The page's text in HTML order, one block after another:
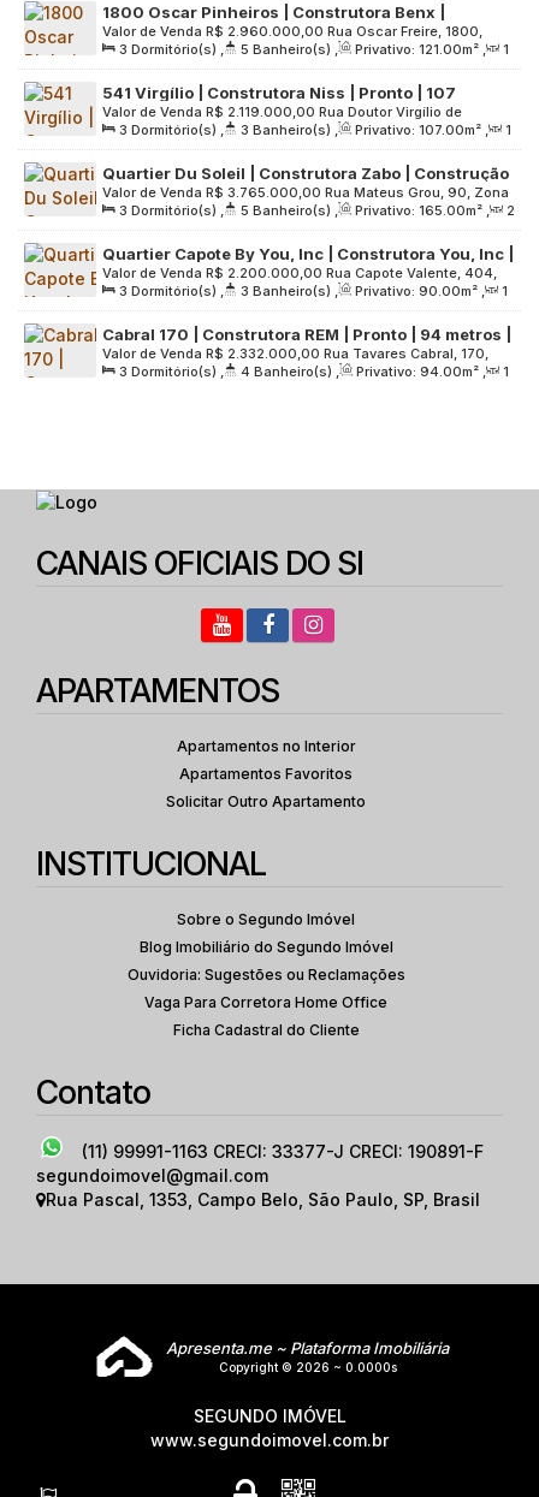
Terreno: 1200.00m²
1800 Oscar Pinheiros | Construtora Benx |
Construção | 121 metros | 03 suítes | varanda
gourmet | 02 vagas
R$ 2.960.000,00
Valor de Venda
Rua Oscar Freire, 1800,
Zona Oeste, 05409-011, Pinheiros, São Paulo, São Paulo,
Brasil
3 Dormitório(s) , 5 Banheiro(s) , Privativo: 121.00m² ,
1
Sala(s) , 3 Suíte(s) , 2 Vaga(s) , Útil: 121.00m² ,
Terreno: 1697 .00m²
541 Virgílio | Construtora Niss | Pronto | 107
metros | 03 suítes | lavabo | varanda | 02 vagas
R$ 2.119.000,00
Valor de Venda
Rua Doutor Virgílio de
Carvalho Pinto, 541, Zona Oeste, 05415-030, Pinheiros, São
Paulo, São Paulo, Brasil
3 Dormitório(s) , 3 Banheiro(s) , Privativo: 107.00m² ,
1
Sala(s) , 2 Suíte(s) , 2 Vaga(s) , Útil: 107.00m² ,
Terreno: 1794.00m²
Quartier Du Soleil | Construtora Zabo | Construção
| 165 metros | 03 suítes | varanda gourmet | 03
vagas
R$ 3.765.000,00
Valor de Venda
Rua Mateus Grou, 90, Zona
Oeste, 05415-040, Pinheiros, São Paulo, São Paulo, Brasil
3 Dormitório(s) , 5 Banheiro(s) , Privativo: 165.00m² ,
2
Sala(s) , 3 Suíte(s) , 3 Vaga(s) , Útil: 165.00m² ,
Terreno: 1593.00m²
Quartier Capote By You, Inc | Construtora You, Inc |
Construção | 90 metros | 03 dormitórios | suíte |
lavabo | varanda | 02 vagas
R$ 2.200.000,00
Valor de Venda
Rua Capote Valente, 404,
Zona Oeste, 05409-001, Pinheiros, São Paulo, São Paulo,
Brasil
3 Dormitório(s) , 3 Banheiro(s) , Privativo: 90.00m² ,
1
Sala(s) , 1 Suíte(s) , 2 Vaga(s) , Útil: 90.00m² ,
Terreno: 2493 .00m²
Cabral 170 | Construtora REM | Pronto | 94 metros |
03 suítes | varanda gourmet | depósito | 02 vagas
R$ 2.332.000,00
Valor de Venda
Rua Tavares Cabral, 170,
Zona Oeste, 05423-030, Pinheiros, São Paulo, São Paulo,
3 Dormitório(s) , 4 Banheiro(s) , Privativo: 94.00m² ,
1
CANAIS OFICIAIS DO SI
APARTAMENTOS
Apartamentos no Interior
Apartamentos Favoritos
Solicitar Outro Apartamento
INSTITUCIONAL
Sobre o Segundo Imóvel
Blog Imobiliário do Segundo Imóvel
Ouvidoria: Sugestões ou Reclamações
Vaga Para Corretora Home Office
Ficha Cadastral do Cliente
Contato
(11) 99991-1163 CRECI: 33377-J CRECI: 190891-F
segundoimovel@gmail.com
Rua Pascal 1353 Campo Belo São Paulo SP Brasil
Apresenta.me ~ Plataforma Imobiliária
Copyright © 2026 ~ 0.0000s
SEGUNDO IMÓVEL
www.segundoimovel.com.br